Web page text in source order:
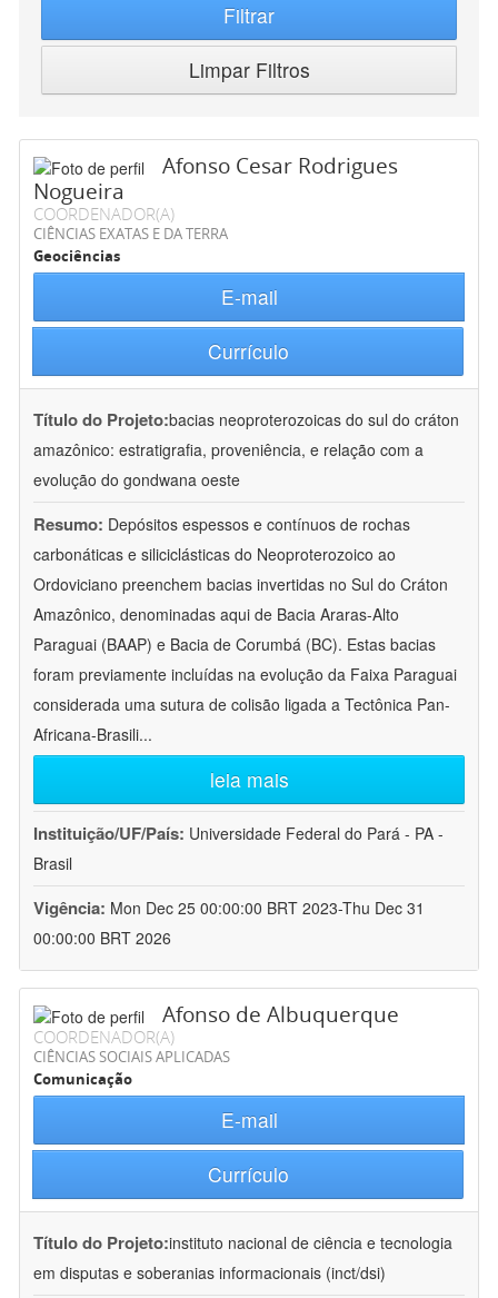
Filtrar
Limpar Filtros
Afonso Cesar Rodrigues
Nogueira
COORDENADOR(A)
CIÊNCIAS EXATAS E DA TERRA
Geociências
E-mail
Currículo
Título do Projeto:bacias neoproterozoicas do sul do cráton
amazônico: estratigrafia, proveniência, e relação com a
evolução do gondwana oeste
Resumo: Depósitos espessos e contínuos de rochas
carbonáticas e siliciclásticas do Neoproterozoico ao
Ordoviciano preenchem bacias invertidas no Sul do Cráton
Amazônico, denominadas aqui de Bacia Araras-Alto
Paraguai (BAAP) e Bacia de Corumbá (BC). Estas bacias
foram previamente incluídas na evolução da Faixa Paraguai
considerada uma sutura de colisão ligada a Tectônica Pan-
Africana-Brasili...
leia mais
Instituição/UF/País: Universidade Federal do Pará - PA -
Brasil
Vigência: Mon Dec 25 00:00:00 BRT 2023-Thu Dec 31
00:00:00 BRT 2026
Afonso de Albuquerque
COORDENADOR(A)
CIÊNCIAS SOCIAIS APLICADAS
Comunicação
E-mail
Currículo
Título do Projeto:instituto nacional de ciência e tecnologia
em disputas e soberanias informacionais (inct/dsi)